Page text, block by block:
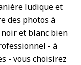
ludique et
des photos à
noir et blanc bien
- à
- vous choisirez